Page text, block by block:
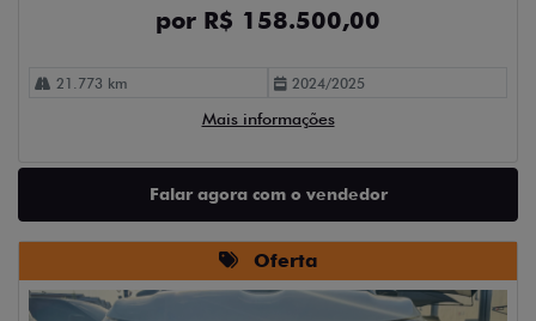
por R$ 158.500,00
21.773 km 2024/2025
Mais informações
Falar agora com o vendedor
Oferta